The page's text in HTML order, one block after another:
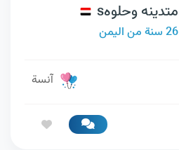
متدينه وحلوهs
26 سنة من اليمن
آنسة